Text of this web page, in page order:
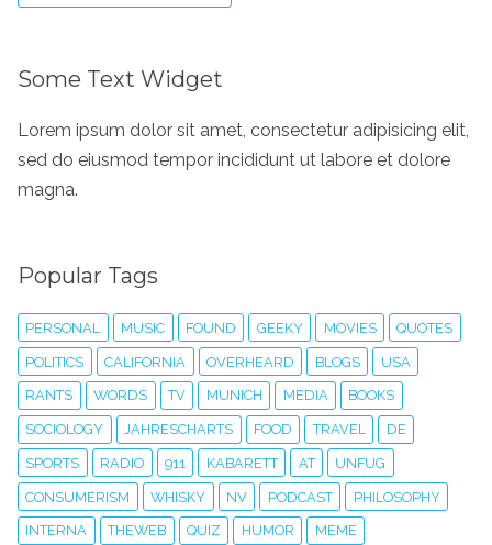
Some Text Widget
Lorem ipsum dolor sit amet, consectetur adipisicing elit,
sed do eiusmod tempor incididunt ut labore et dolore
magna.
Popular Tags
PERSONAL MUSIC FOUND GEEKY MOVIES QUOTES
POLITICS CALIFORNIA OVERHEARD BLOGS USA
RANTS WORDS TV MUNICH MEDIA BOOKS
SOCIOLOGY JAHRESCHARTS FOOD TRAVEL DE
SPORTS RADIO 911 KABARETT AT UNFUG
CONSUMERISM WHISKY NV PODCAST PHILOSOPHY
INTERNA THEWEB QUIZ HUMOR MEME